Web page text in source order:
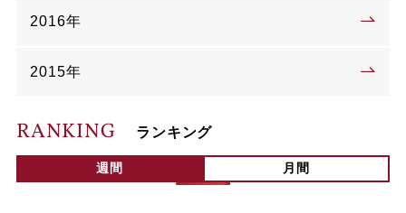
2016年
2015年
RANKING ランキング
週間 月間